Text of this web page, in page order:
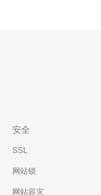
安全
SSL
网站锁
网站容灾